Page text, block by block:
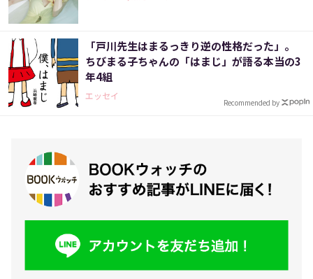
「戸川先生はまるっきり逆の性格だった」。
ちびまる子ちゃんの「はまじ」が語る本当の3
年4組
エッセイ
Recommended by